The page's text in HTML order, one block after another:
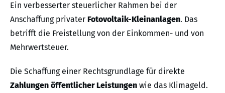
Ein verbesserter steuerlicher Rahmen bei der
Anschaffung privater Fotovoltaik-Kleinanlagen. Das
betrifft die Freistellung von der Einkommen- und von
Mehrwertsteuer.
Die Schaffung einer Rechtsgrundlage für direkte
Zahlungen öffentlicher Leistungen wie das Klimageld.